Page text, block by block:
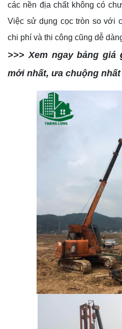
các nền địa chất không có
Việc sử dụng cọc tròn so với
chi phí và thi công cũng dễ
>>> Xem ngay bảng giá
mới nhất, ưa chuộng nhất